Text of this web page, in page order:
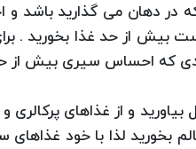
در دهان می گذارید باشد
بیش از حد غذا بخورید .
که احساس سیری بیش از
بیاورید و از غذاهای
بخورید لذا با خود